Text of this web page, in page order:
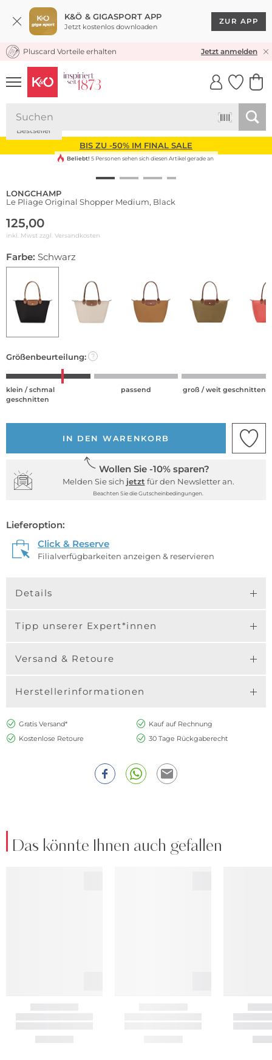
K&Ö & GIGASPORT APP
Jetzt kostenlos downloaden
ZUR APP
KOSTENLOSER VERSAND* & RÜCKVERSAND
Pluscard Vorteile erhalten Jetzt anmelden
UNSERE APP
CLICK &
BIS ZU -50% IM FINAL SALE
Bestseller
Beliebt! 5 Personen sehen sich diesen Artikel gerade an
LONGCHAMP
Le Pliage Original Shopper Medium, Black
125,00
inkl. Mwst zzgl. Versandkosten
Farbe: Schwarz
Größenbeurteilung: ?
klein / schmal
geschnitten
passend groß / weit geschnitten
IN DEN WARENKORB
Wollen Sie -10% sparen?
Melden Sie sich jetzt für den Newsletter an.
Beachten Sie die Gutscheinbedingungen.
Lieferoption:
Click & Reserve
Filialverfügbarkeiten anzeigen & reservieren
Details
Tipp unserer Expert*innen
Versand & Retoure
Herstellerinformationen
Gratis Versand*
Kauf auf Rechnung
Kostenlose Retoure
30 Tage Rückgaberecht
Das könnte Ihnen auch gefallen